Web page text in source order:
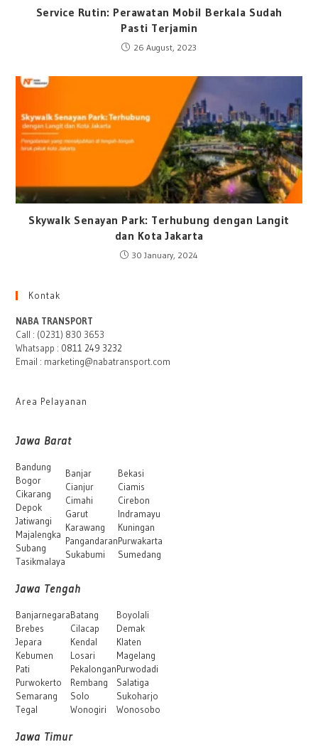
Service Rutin: Perawatan Mobil Berkala Sudah
Pasti Terjamin
26 August, 2023
Skywalk Senayan Park: Terhubung dengan Langit
dan Kota Jakarta
30 January, 2024
Kontak
NABA TRANSPORT
Call : (0231) 830 3653
Whatsapp : 0811 249 3232
Email : marketing@nabatransport.com
Area Pelayanan
Jawa Barat
Bandung
Bogor
Cikarang
Depok
Jatiwangi
Majalengka
Subang
Tasikmalaya
Banjar
Cianjur
Cimahi
Garut
Karawang
Pangandaran
Sukabumi
Bekasi
Ciamis
Cirebon
Indramayu
Kuningan
Purwakarta
Sumedang
Jawa Tengah
Banjarnegara
Brebes
Jepara
Kebumen
Pati
Purwokerto
Semarang
Tegal
Batang
Cilacap
Kendal
Losari
Pekalongan
Rembang
Solo
Wonogiri
Boyolali
Demak
Klaten
Magelang
Purwodadi
Salatiga
Sukoharjo
Wonosobo
Jawa Timur